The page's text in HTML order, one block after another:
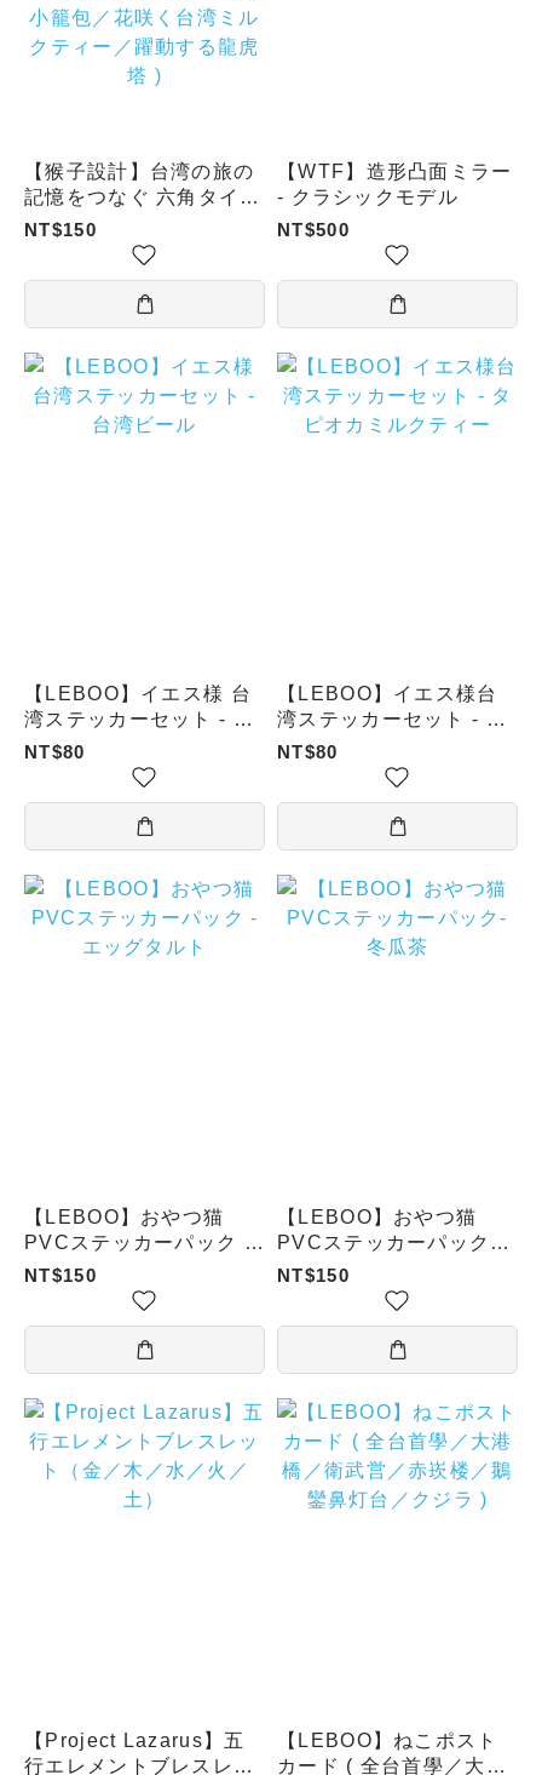
【猴子設計】台湾の旅の
記憶をつなぐ 六角タイル
マグネット ( 彩りの紅楼
／花タイルの街・台北／
夜空に輝く台北／台湾小
籠包／花咲く台湾ミルク
ティー／躍動する龍虎塔
)
NT$150
【WTF】造形凸面ミラー
- クラシックモデル
NT$500
【LEBOO】イエス様 台
湾ステッカーセット - 台
湾ビール
NT$80
【LEBOO】イエス様台
湾ステッカーセット - タ
ピオカミルクティー
NT$80
【LEBOO】おやつ猫
PVCステッカーパック -
エッグタルト
NT$150
【LEBOO】おやつ猫
PVCステッカーパック-
冬瓜茶
NT$150
【Project Lazarus】五
行エレメントブレスレッ
【LEBOO】ねこポスト
カード ( 全台首學／大港